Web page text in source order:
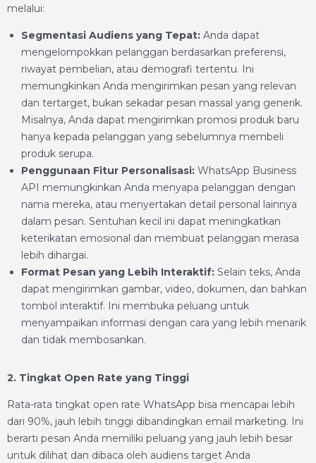
melalui:
Segmentasi Audiens yang Tepat: Anda dapat
mengelompokkan pelanggan berdasarkan preferensi,
riwayat pembelian, atau demografi tertentu. Ini
memungkinkan Anda mengirimkan pesan yang relevan
dan tertarget, bukan sekadar pesan massal yang generik.
Misalnya, Anda dapat mengirimkan promosi produk baru
hanya kepada pelanggan yang sebelumnya membeli
produk serupa.
Penggunaan Fitur Personalisasi: WhatsApp Business
API memungkinkan Anda menyapa pelanggan dengan
nama mereka, atau menyertakan detail personal lainnya
dalam pesan. Sentuhan kecil ini dapat meningkatkan
keterikatan emosional dan membuat pelanggan merasa
lebih dihargai.
Format Pesan yang Lebih Interaktif: Selain teks, Anda
dapat mengirimkan gambar, video, dokumen, dan bahkan
tombol interaktif. Ini membuka peluang untuk
menyampaikan informasi dengan cara yang lebih menarik
dan tidak membosankan.
2. Tingkat Open Rate yang Tinggi
Rata-rata tingkat open rate WhatsApp bisa mencapai lebih
dari 90%, jauh lebih tinggi dibandingkan email marketing. Ini
berarti pesan Anda memiliki peluang yang jauh lebih besar
untuk dilihat dan dibaca oleh audiens target Anda